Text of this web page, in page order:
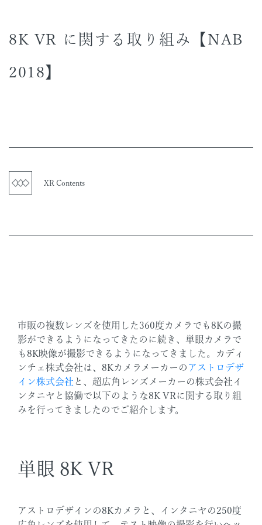
8K VR に関する取り組み【NAB
2018】
XR Contents
市販の複数レンズを使用した360度カメラでも8Kの撮
影ができるようになってきたのに続き、単眼カメラで
も8K映像が撮影できるようになってきました。カディ
ンチェ株式会社は、8Kカメラメーカーの アストロデザ
イン株式会社 と、超広角レンズメーカーの株式会社イ
ンタニヤと協働で以下のような8K VRに関する取り組
みを行ってきましたのでご紹介します。
単眼 8K VR
アストロデザインの8Kカメラと、インタニヤの250度